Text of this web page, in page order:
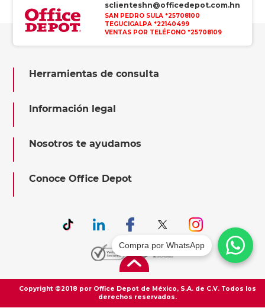
sclienteshn@officedepot.com.hn
SAN PEDRO SULA *25708100
TEGUCIGALPA *22140499
VENTAS POR TELÉFONO *25708109
Herramientas de consulta
Información legal
Nosotros te ayudamos
Conoce Office Depot
Copyright ©2018 por Office Depot de México, S.A. de C.V. Todos los
derechos reservados.
Compra por WhatsApp